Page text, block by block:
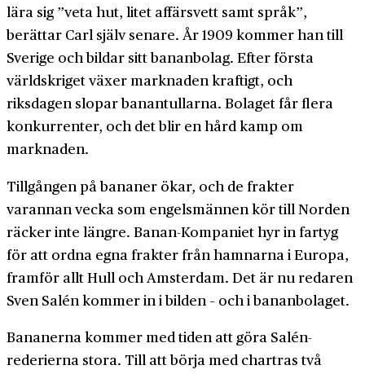
lära sig ”veta hut, litet affärs­vett samt språk”,
berättar Carl själv senare. År 1909 kommer han till
Sverige och bildar sitt banan­bolag. Efter första
världs­kriget växer marknaden kraftigt, och
riksdagen slopar banan­tullarna. Bolaget får flera
konkurrenter, och det blir en hård kamp om
marknaden.
Tillgången på bananer ökar, och de frakter
varannan vecka som engels­männen kör till Norden
räcker inte längre. Banan-­Kompaniet hyr in fartyg
för att ordna egna frakter från hamnarna i Europa,
framför allt Hull och Amsterdam. Det är nu redaren
Sven Salén kommer in i bilden – och i banan­bolaget.
Bananerna kommer med tiden att göra Salén­
rederierna stora. Till att börja med chartras två